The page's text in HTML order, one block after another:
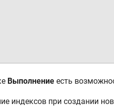
Выполнение есть
индексов при создании